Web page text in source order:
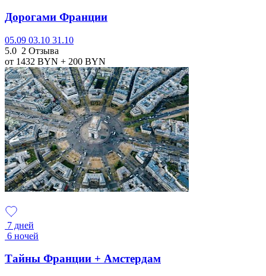
Дорогами Франции
05.09 03.10 31.10
5.0 2 Отзыва
от 1432 BYN + 200 BYN
7 дней
6 ночей
Тайны Франции + Амстердам